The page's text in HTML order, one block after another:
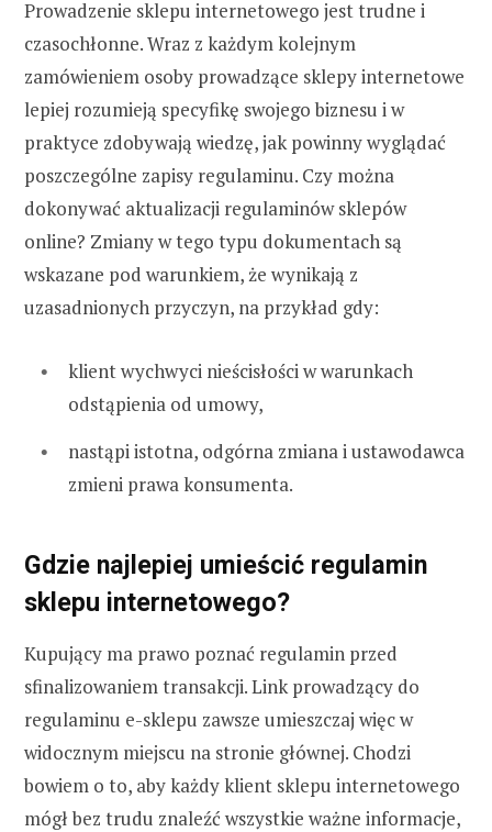
Prowadzenie sklepu internetowego jest trudne i
czasochłonne. Wraz z każdym kolejnym
zamówieniem osoby prowadzące sklepy internetowe
lepiej rozumieją specyfikę swojego biznesu i w
praktyce zdobywają wiedzę, jak powinny wyglądać
poszczególne zapisy regulaminu. Czy można
dokonywać aktualizacji regulaminów sklepów
online? Zmiany w tego typu dokumentach są
wskazane pod warunkiem, że wynikają z
uzasadnionych przyczyn, na przykład gdy:
klient wychwyci nieścisłości w warunkach
odstąpienia od umowy,
nastąpi istotna, odgórna zmiana i ustawodawca
zmieni prawa konsumenta.
Gdzie najlepiej umieścić regulamin
sklepu internetowego?
Kupujący ma prawo poznać regulamin przed
sfinalizowaniem transakcji. Link prowadzący do
regulaminu e-sklepu zawsze umieszczaj więc w
widocznym miejscu na stronie głównej. Chodzi
bowiem o to, aby każdy klient sklepu internetowego
mógł bez trudu znaleźć wszystkie ważne informacje,